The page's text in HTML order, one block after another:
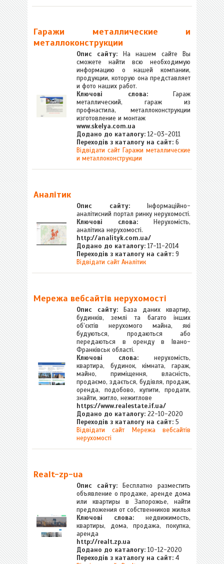
Гаражи металлические и
металлоконструкции
Опис сайту:
На нашем сайте Вы
сможете найти всю необходимую
информацию о нашей компании,
продукции, которую она представляет
и фото наших работ.
Ключові слова:Гараж
металлический, гараж из
профнастила, металлоконструкции
изготовление и монтаж
www.skelya.com.ua
Додано до каталогу: 12-03-2011
Переходів з каталогу на сайт: 6
Відвідати сайт Гаражи металлические
и металлоконструкции
Аналітик
Опис сайту:
Інформаційно-
аналітисний портал ринку нерухомості.
Ключові слова: Нерухомість,
аналітика нерухомості.
http://analityk.com.ua/
Додано до каталогу: 17-11-2014
Переходів з каталогу на сайт: 9
Відвідати сайт Аналітик
Мережа вебсайтів нерухомості
Опис сайту:
База даних квартир,
будинків, землі та багато інших
об’єктів нерухомого майна, які
будуються, продаються або
передаються в оренду в Івано-
Франківськ області.
Ключові слова:нерухомість,
квартира, будинок, кімната, гараж,
майно, приміщення, власність,
продаємо, здається, будівля, продаж,
оренда, подобово, купити, продати,
знайти, житло, нежитлове
https://www.realestate.if.ua/
Додано до каталогу: 22-10-2020
Переходів з каталогу на сайт: 5
Відвідати сайт Мережа вебсайтів
нерухомості
Realt-zp-ua
Опис сайту:
Бесплатно разместить
объявление о продаже, аренде дома
или квартиры в Запорожье, найти
предложения от собственников жилья
Ключові слова: недвижимость,
квартиры, дома, продажа, покупка,
аренда
http://realt.zp.ua
Додано до каталогу: 10-12-2020
Переходів з каталогу на сайт: 4